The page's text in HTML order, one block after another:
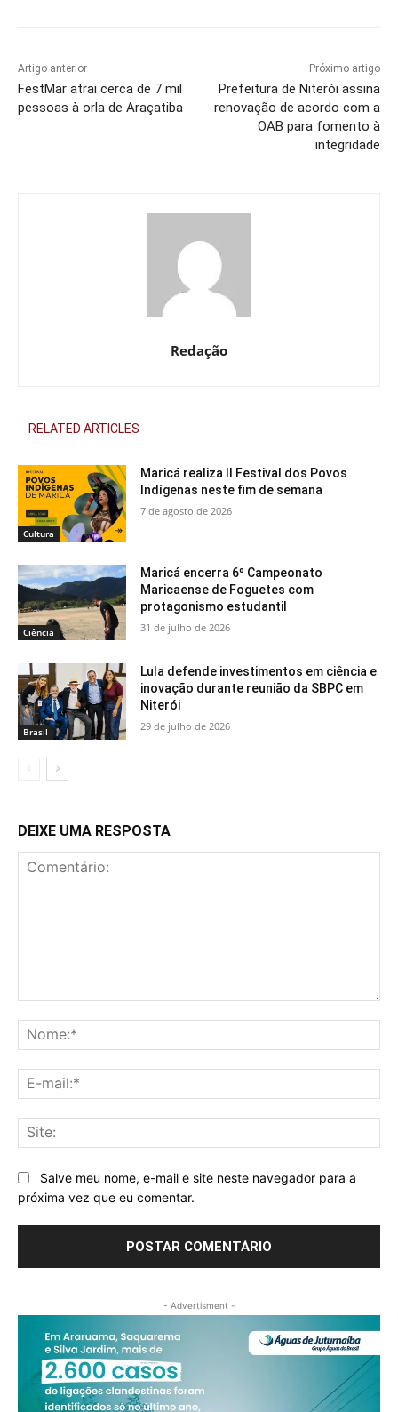
Artigo anterior
FestMar atrai cerca de 7 mil
pessoas à orla de Araçatiba
Próximo artigo
Prefeitura de Niterói assina
renovação de acordo com a
OAB para fomento à
integridade
Redação
RELATED ARTICLES
Cultura
Maricá realiza II Festival dos Povos
Indígenas neste fim de semana
7 de agosto de 2026
Ciência
Maricá encerra 6º Campeonato
Maricaense de Foguetes com
protagonismo estudantil
31 de julho de 2026
Brasil
Lula defende investimentos em ciência e
inovação durante reunião da SBPC em
Niterói
29 de julho de 2026
DEIXE UMA RESPOSTA
Salve meu nome, e-mail e site neste navegador para a
próxima vez que eu comentar.
- Advertisment -